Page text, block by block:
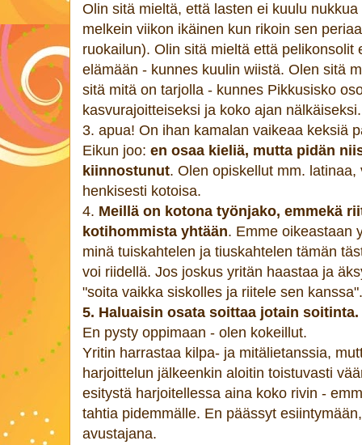
Olin sitä mieltä, että lasten ei kuulu
melkein viikon ikäinen kun rikoin sen
ruokailun). Olin sitä mieltä että pelikonsolit
elämään - kunnes kuulin wiistä. Olen sitä
sitä mitä on tarjolla - kunnes Pikkusisko
kasvurajoitteiseksi ja koko ajan nälkäiseksi.
3. apua! On ihan kamalan vaikeaa keksiä
Eikun joo: en osaa kieliä, mutta pidän
kiinnostunut. Olen opiskellut mm.
henkisesti kotoisa.
4. Meillä on kotona työnjako, emmekä
kotihommista yhtään. Emme oikeastaan
minä tuiskahtelen ja tiuskahtelen tämän
voi riidellä. Jos joskus yritän haastaa ja
"soita vaikka siskolles ja riitele sen kanssa".
5. Haluaisin osata soittaa jotain
En pysty oppimaan - olen kokeillut.
Yritin harrastaa kilpa- ja mitälietanssia,
harjoittelun jälkeenkin aloitin toistuvasti
esitystä harjoitellessa aina koko rivin -
tahtia pidemmälle. En päässyt
avustajana.